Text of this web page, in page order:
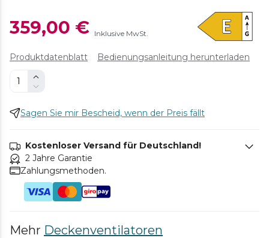
359,00 € Inklusive MwSt.
Produktdatenblatt Bedienungsanleitung herunterladen
Sagen Sie mir Bescheid, wenn der Preis fällt
Kostenloser Versand für Deutschland!
2 Jahre Garantie
Zahlungsmethoden.
Mehr Deckenventilatoren